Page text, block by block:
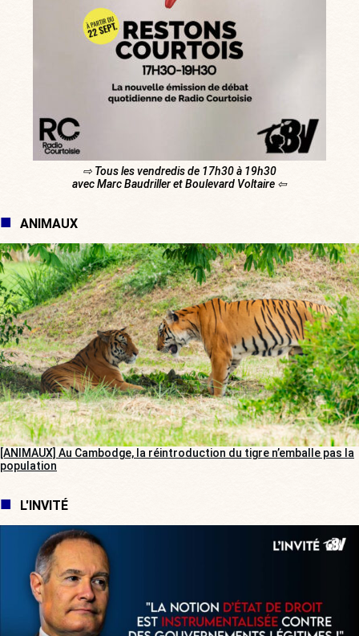
⇨ Tous les vendredis de 17h30 à 19h30
avec Marc Baudriller et Boulevard Voltaire ⇦
ANIMAUX
[ANIMAUX] Au Cambodge, la réintroduction du tigre n’emballe pas la
population
L'INVITÉ